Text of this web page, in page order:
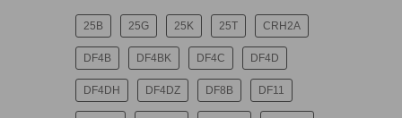
25B 25G 25K 25T CRH2A
DF4B DF4BK DF4C DF4D
DF4DH DF4DZ DF8B DF11